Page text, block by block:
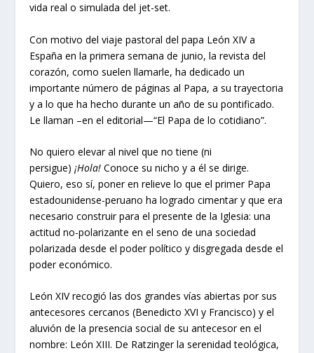
vida real o simulada del jet-set.
Con motivo del viaje pastoral del papa León XIV a
España en la primera semana de junio, la revista del
corazón, como suelen llamarle, ha dedicado un
importante número de páginas al Papa, a su trayectoria
y a lo que ha hecho durante un año de su pontificado.
Le llaman –en el editorial—“El Papa de lo cotidiano”.
No quiero elevar al nivel que no tiene (ni
persigue)¡Hola!Conoce su nicho y a él se dirige.
Quiero, eso sí, poner en relieve lo que el primer Papa
estadounidense-peruano ha logrado cimentar y que era
necesario construir para el presente de la Iglesia: una
actitud no-polarizante en el seno de una sociedad
polarizada desde el poder político y disgregada desde el
poder económico.
León XIV recogió las dos grandes vías abiertas por sus
antecesores cercanos (Benedicto XVI y Francisco) y el
aluvión de la presencia social de su antecesor en el
nombre: León XIII. De Ratzinger la serenidad teológica,